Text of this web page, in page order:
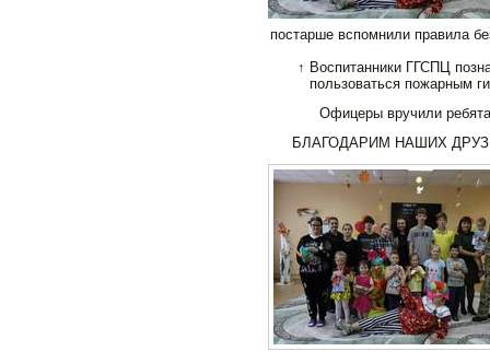
постарше вспомнили правила
↑ Воспитанники ГГСПЦ
пользоваться пожарным
Офицеры вручили
БЛАГОДАРИМ НАШИХ